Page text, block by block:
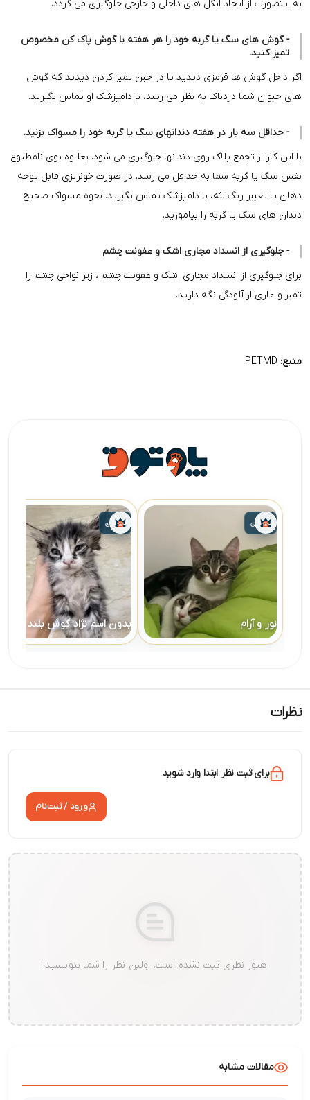
به اینصورت از ایجاد انگل های داخلی و خارجی جلوگیری می گردد.
- گوش های سگ یا گربه خود را هر هفته با گوش پاک کن مخصوص
تمیز کنید.
اگر داخل گوش ها قرمزی دیدید یا در حین تمیز کردن دیدید که گوش
های حیوان شما دردناک به نظر می رسد، با دامپزشک او تماس بگیرید.
- حداقل سه بار در هفته دندانهای سگ یا گربه خود را مسواک بزنید.
با این کار از تجمع پلاک روی دندانها جلوگیری می شود. بعلاوه بوی نامطبوع
نفس سگ یا گربه شما به حداقل می رسد. در صورت خونریزی قابل توجه
دهان یا تغییر رنگ لثه، با دامپزشک تماس بگیرید. نحوه مسواک صحیح
دندان های سگ یا گربه را بیاموزید.
- جلوگیری از انسداد مجاری اشک و عفونت چشم
برای جلوگیری از انسداد مجاری اشک و عفونت چشم ، زیر نواحی چشم را
تمیز و عاری از آلودگی نگه دارید.
منبع:
PETMD
واگذاری
نور و آرام
واگذاری
بدون اسم نژاد گوش بلند
نظرات
برای ثبت نظر ابتدا وارد شوید
ورود / ثبت‌نام
هنوز نظری ثبت نشده است. اولین نظر را شما بنویسید!
مقالات مشابه